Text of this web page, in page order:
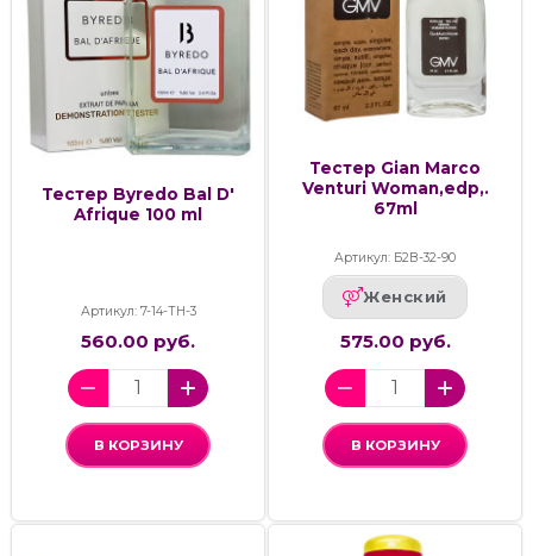
Тестер Byredo Bal D'
Afrique 100 ml
Артикул: 7-14-ТН-3
560.00 руб.
В КОРЗИНУ
Тестер Gian Marco
Venturi Woman,edp,.
67ml
Артикул: Б2В-32-90
Женский
575.00 руб.
В КОРЗИНУ